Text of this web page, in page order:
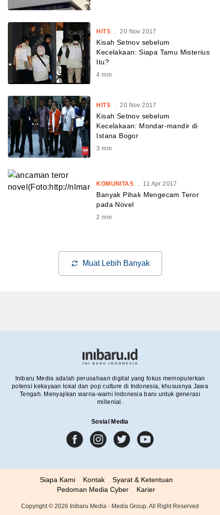
HITS 20 Nov 2017
Kisah Setnov sebelum
Kecelakaan: Siapa Tamu Misterius
Itu?
4 min
HITS . 20 Nov 2017
Kisah Setnov sebelum
Kecelakaan: Mondar-mandir di
Istana Bogor
3 min
KOMUNITAS . 11 Apr 2017
Banyak Pihak Mengecam Teror
pada Novel
2 min
Muat Lebih Banyak
Inibaru Media adalah perusahaan digital yang fokus memopulerkan
potensi kekayaan lokal dan pop culture di Indonesia, khususnya Jawa
Tengah. Menyajikan warna-warni Indonesia baru untuk generasi
millenial.
Sosial Media
Siapa Kami Kontak
Syarat & Ketentuan
Pedoman Media Cyber
Karier
Copyright © 2026 Inibaru Media - Media Group. All Right Reserved